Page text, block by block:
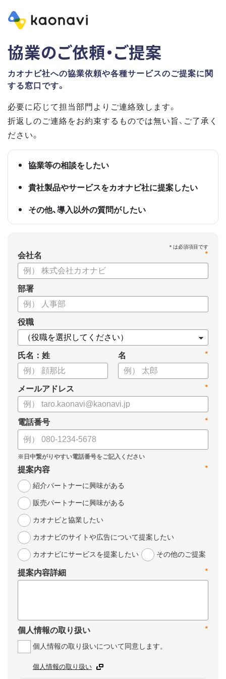
協業のご依頼・ご提案
カオナビ社への協業依頼や各種サービスのご提案に関
する窓口です。
必要に応じて担当部門よりご連絡致します。
折返しのご連絡をお約束するものでは無い旨、ご了承く
ださい。
協業等の相談をしたい
貴社製品やサービスをカオナビ社に提案したい
その他、導入以外の質問がしたい
*
会社名
部署
役職
氏名：姓 *
名
*
メールアドレス
*
電話番号
*
提案内容
紹介パートナーに興味がある
販売パートナーに興味がある
カオナビと協業したい
カオナビのサイトや広告について提案したい
カオナビにサービスを提案したい
その他のご提案
*
提案内容詳細
*
個人情報の取り扱い
個人情報の取り扱いについて同意します。
個人情報の取り扱い